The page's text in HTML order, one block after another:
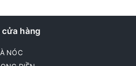
cửa hàng
NÓC